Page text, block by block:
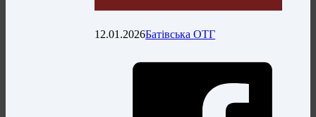
12.01.2026Батівська ОТГ